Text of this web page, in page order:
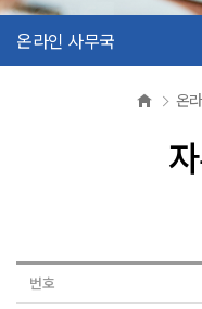
온라인 사무국
온
번호